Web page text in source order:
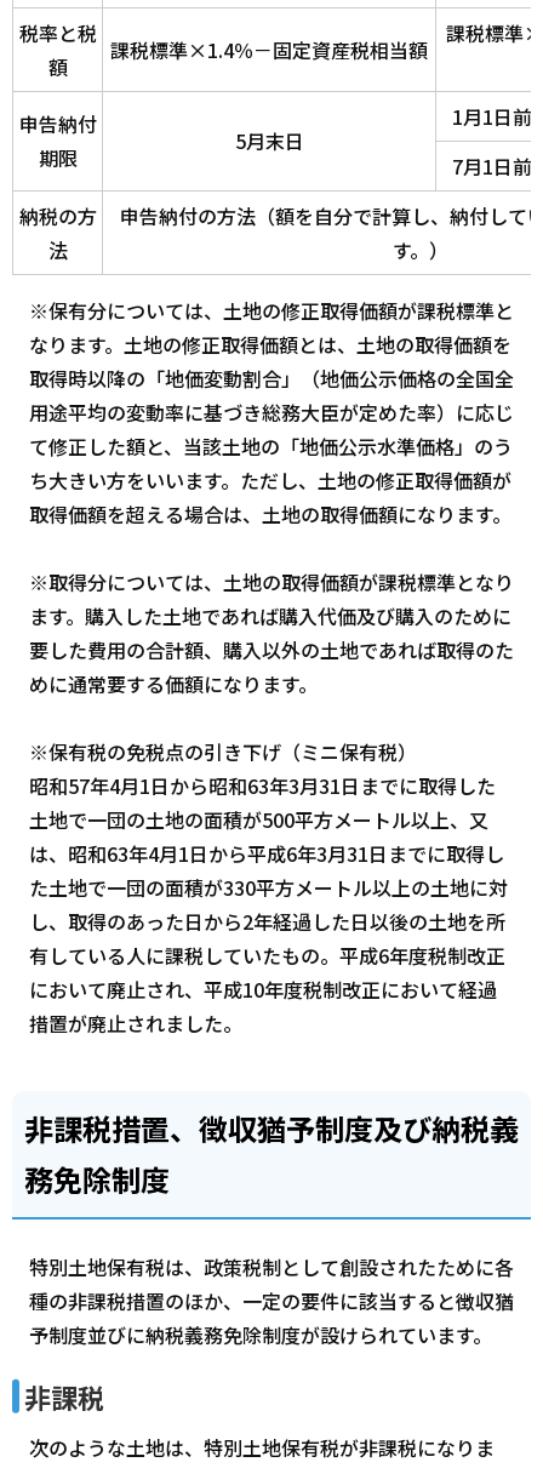
税率と税
額
課税標準×1.4％－固定資産税相当額
課税標準
申告納付
期限
5月末日
1月1日前
7月1日前
納税の方
法
申告納付の方法（額を自分で計算し、納付して
す。）
※保有分については、土地の修正取得価額が課税標準と
なります。土地の修正取得価額とは、土地の取得価額を
取得時以降の「地価変動割合」（地価公示価格の全国全
用途平均の変動率に基づき総務大臣が定めた率）に応じ
て修正した額と、当該土地の「地価公示水準価格」のう
ち大きい方をいいます。ただし、土地の修正取得価額が
取得価額を超える場合は、土地の取得価額になります。
※取得分については、土地の取得価額が課税標準となり
ます。購入した土地であれば購入代価及び購入のために
要した費用の合計額、購入以外の土地であれば取得のた
めに通常要する価額になります。
※保有税の免税点の引き下げ（ミニ保有税）
昭和57年4月1日から昭和63年3月31日までに取得した
土地で一団の土地の面積が500平方メートル以上、又
は、昭和63年4月1日から平成6年3月31日までに取得し
た土地で一団の面積が330平方メートル以上の土地に対
し、取得のあった日から2年経過した日以後の土地を所
有している人に課税していたもの。平成6年度税制改正
において廃止され、平成10年度税制改正において経過
措置が廃止されました。
非課税措置、徴収猶予制度及び納税義
務免除制度
特別土地保有税は、政策税制として創設されたために各
種の非課税措置のほか、一定の要件に該当すると徴収猶
予制度並びに納税義務免除制度が設けられています。
非課税
次のような土地は、特別土地保有税が非課税になりま